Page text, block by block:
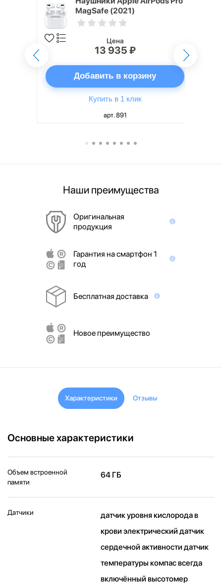
MagSafe (2021)
Цена
13 935 ₽
Добавить в корзину
Купить в 1 клик
арт. 891
Наши преимущества
Оригинальная
продукция
Гарантия на смартфон 1
год
Бесплатная доставка
Новое преимущество
Характеристики Отзывы
Основные характеристики
Объем встроенной
памяти
64 ГБ
Датчики
датчик уровня кислорода в
крови электрический датчик
сердечной активности датчик
температуры компас всегда
включённый высотомер